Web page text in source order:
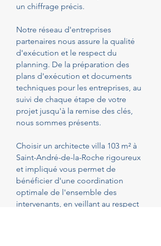
un chiffrage précis.
Notre réseau d'entreprises
partenaires nous assure la qualité
d'exécution et le respect du
planning. De la préparation des
plans d'exécution et documents
techniques pour les entreprises, au
suivi de chaque étape de votre
projet jusqu'à la remise des clés,
nous sommes présents.
Choisir un architecte villa 103 m² à
Saint-André-de-la-Roche rigoureux
et impliqué vous permet de
bénéficier d'une coordination
optimale de l'ensemble des
intervenants, en veillant au respect